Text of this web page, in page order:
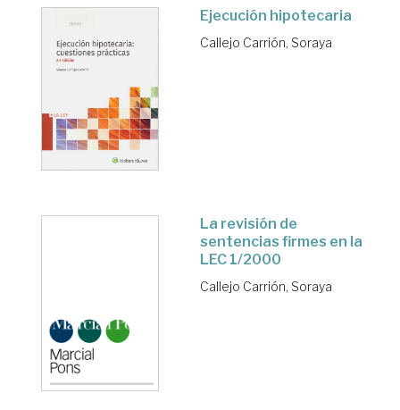
Ejecución hipotecaria
Callejo Carrión, Soraya
La revisión de
sentencias firmes en la
LEC 1/2000
Callejo Carrión, Soraya